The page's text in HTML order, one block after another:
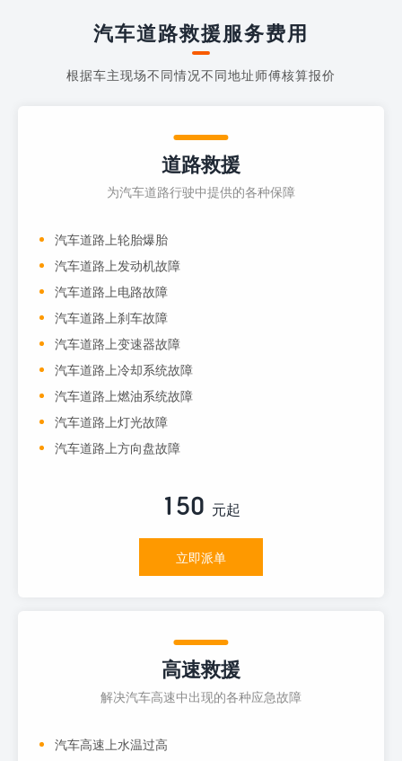
汽车道路救援服务费用
根据车主现场不同情况不同地址师傅核算报价
道路救援
为汽车道路行驶中提供的各种保障
汽车道路上轮胎爆胎
汽车道路上发动机故障
汽车道路上电路故障
汽车道路上刹车故障
汽车道路上变速器故障
汽车道路上冷却系统故障
汽车道路上燃油系统故障
汽车道路上灯光故障
汽车道路上方向盘故障
150 元起
立即派单
高速救援
解决汽车高速中出现的各种应急故障
汽车高速上水温过高